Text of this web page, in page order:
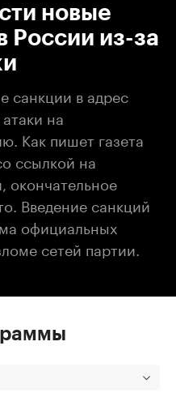
новые
России из-за
санкции в адрес
на
Как пишет газета
ссылкой на
окончательное
Введение санкций
официальных
сетей партии.